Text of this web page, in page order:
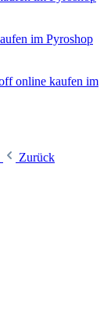
Zurück